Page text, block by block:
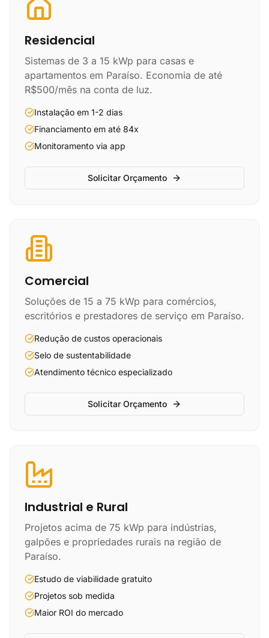
Residencial
Sistemas de 3 a 15 kWp para casas e
apartamentos em Paraíso. Economia de até
R$500/mês na conta de luz.
Instalação em 1-2 dias
Financiamento em até 84x
Monitoramento via app
Solicitar Orçamento
Comercial
Soluções de 15 a 75 kWp para comércios,
escritórios e prestadores de serviço em Paraíso.
Redução de custos operacionais
Selo de sustentabilidade
Atendimento técnico especializado
Solicitar Orçamento
Industrial e Rural
Projetos acima de 75 kWp para indústrias,
galpões e propriedades rurais na região de
Paraíso.
Estudo de viabilidade gratuito
Projetos sob medida
Maior ROI do mercado